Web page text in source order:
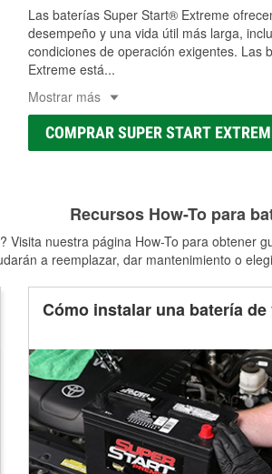
Las baterías Super Start® Extreme
desempeño y una vida útil más larga,
condiciones de operación exigentes. Las
Extreme está...
Mostrar más
COMPRAR SUPER START
Recursos How-To para
nuestra página How-To para obtener
a reemplazar, dar mantenimiento o
Cómo instalar una batería